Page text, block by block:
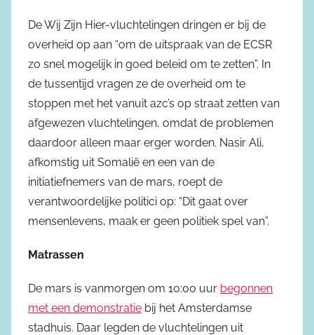
De Wij Zijn Hier-vluchtelingen dringen er bij de
overheid op aan “om de uitspraak van de ECSR
zo snel mogelijk in goed beleid om te zetten”. In
de tussentijd vragen ze de overheid om te
stoppen met het vanuit azc’s op straat zetten van
afgewezen vluchtelingen, omdat de problemen
daardoor alleen maar erger worden. Nasir Ali,
afkomstig uit Somalië en een van de
initiatiefnemers van de mars, roept de
verantwoordelijke politici op: “Dit gaat over
mensenlevens, maak er geen politiek spel van”.
Matrassen
De mars is vanmorgen om 10:00 uur begonnen
met een demonstratie bij het Amsterdamse
stadhuis. Daar legden de vluchtelingen uit